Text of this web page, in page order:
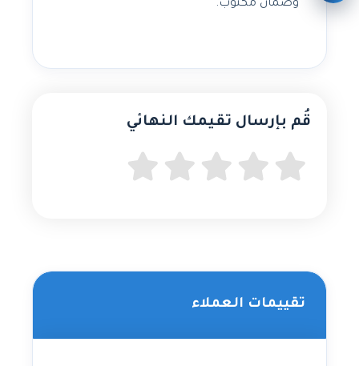
وضمان مكتوب.
قُم بإرسال تقيمك النهائي
تقييمات العملاء